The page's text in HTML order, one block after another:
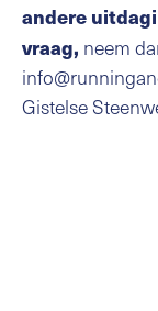
andere
vraag, neem
Gistelse